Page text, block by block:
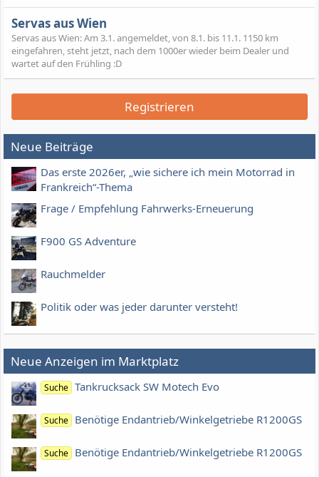
Servas aus Wien
Servas aus Wien: Am 3.1. angemeldet, von 8.1. bis 11.1. 1150 km
eingefahren, steht jetzt, nach dem 1000er wieder beim Dealer und
wartet auf den Frühling :D
Registrieren
Neue Beiträge
Das erste 2026er, „wie sichere ich mein Motorrad in
Frankreich“-Thema
Frage / Empfehlung Fahrwerks-Erneuerung
F900 GS Adventure
Rauchmelder
Politik oder was jeder darunter versteht!
Neue Anzeigen im Marktplatz
Suche Tankrucksack SW Motech Evo
Suche Benötige Endantrieb/Winkelgetriebe R1200GS
Suche Benötige Endantrieb/Winkelgetriebe R1200GS